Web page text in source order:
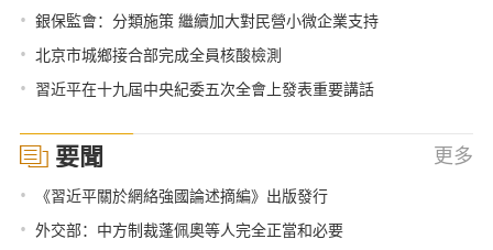
• 銀保監會：分類施策 繼續加大對民營小微企業支持
• 北京市城鄉接合部完成全員核酸檢測
• 習近平在十九屆中央紀委五次全會上發表重要講話
要聞 更多
• 《習近平關於網絡強國論述摘編》出版發行
• 外交部：中方制裁蓬佩奧等人完全正當和必要